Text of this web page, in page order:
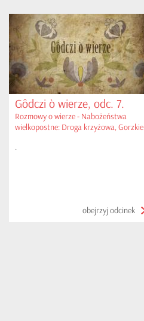
Gôdczi ò wierze, odc. 7.
Rozmowy o wierze - Nabożeństwa
wielkopostne: Droga krzyżowa, Gorzkie
.
obejrzyj odcinek